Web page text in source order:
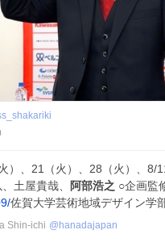
）、21（火）、28（火）、8/
土屋貴哉、
阿部浩之 ○企画監
佐賀大学芸術地域デザイン学
Shin-ichi @ hanadajapan